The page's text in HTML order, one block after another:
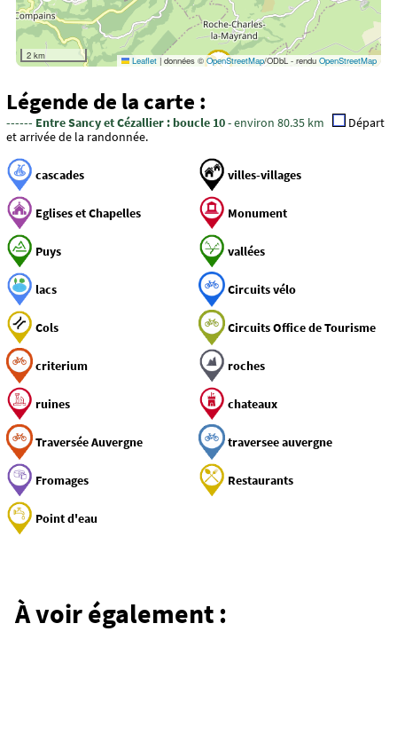
2 km Leaflet | données ©OpenStreetMap/ODbL - renduOpenStreetMap
Légende de la carte :
------ Entre Sancy et Cézallier : boucle 10- environ 80.35 km
Départ
et arrivée de la randonnée.
cascades villes-villages
Eglises et Chapelles Monument
Puys vallées
lacs Circuits vélo
Cols Circuits Office de Tourisme
criterium roches
ruines chateaux
Traversée Auvergne traversee auvergne
Fromages Restaurants
Point d'eau
À voir également :
Auvergne